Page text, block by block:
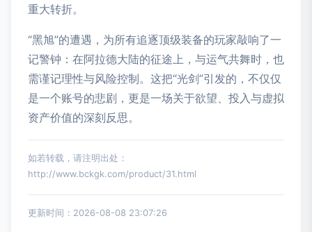
重大转折。
“黑旭”的遭遇，为所有追逐顶级装备的玩家敲响了一
记警钟：在阿拉德大陆的征途上，与运气共舞时，也
需谨记理性与风险控制。这把“光剑”引发的，不仅仅
是一个账号的悲剧，更是一场关于欲望、投入与虚拟
资产价值的深刻反思。
如若转载，请注明出处：
http://www.bckgk.com/product/31.html
更新时间：2026-08-08 23:07:26